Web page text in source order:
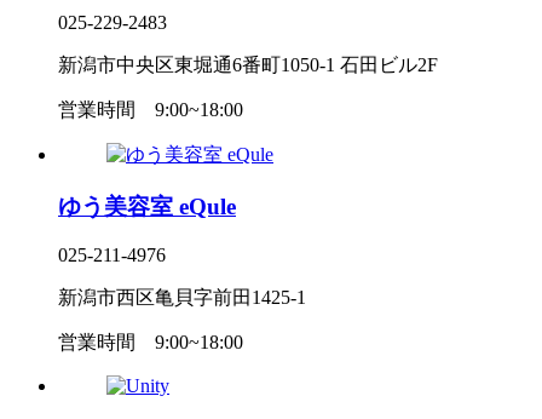
025-229-2483
新潟市中央区東堀通6番町1050-1 石田ビル2F
営業時間 9:00~18:00
ゆう美容室 eQule
025-211-4976
新潟市西区亀貝字前田1425-1
営業時間 9:00~18:00